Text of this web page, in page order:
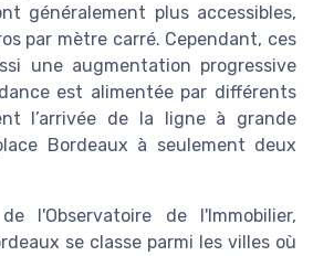
généralement plus accessibles,
par mètre carré. Cependant, ces
une augmentation progressive
est alimentée par différents
l’arrivée de la ligne à grande
Bordeaux à seulement deux
l'Observatoire de l'Immobilier,
se classe parmi les villes où